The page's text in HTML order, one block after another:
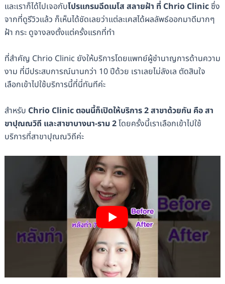
และเราก็ได้ไปเจอกับโปรแกรมฉีดเมโส สลายฝ้า ที่ Chrio Clinicซึ่ง
จากที่ดูรีวิวแล้ว ก็เห็นได้ชัดเลยว่าแต่ละเคสได้ผลลัพธ์ออกมาดีมากๆ
ฝ้า กระ ดูจางลงตั้งแต่ครั้งแรกที่ทำ
ที่สำคัญ Chrio Clinic ยังให้บริการโดยแพทย์ผู้ชำนาญการด้านความ
งาม ที่มีประสบการณ์นานกว่า 10 ปีด้วย เราเลยไม่ลังเล ตัดสินใจ
เลือกเข้าไปใช้บริการนี้ที่นี่ทันทีค่ะ
สำหรับ Chrio Clinic ตอนนี้ก็เปิดให้บริการ 2 สาขาด้วยกัน คือ สา
ขาปุณณวิถี และสาขาบางนา-ราม 2โดยครั้งนี้เราเลือกเข้าไปใช้
บริการที่สาขาปุณณวิถีค่ะ